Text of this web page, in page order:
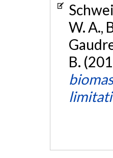
W. A.,
B.